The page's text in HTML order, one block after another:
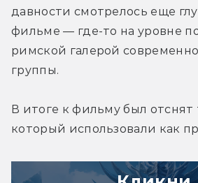
давности смотрелось еще
фильме — где-то на уровне
римской галерой
группы.
В итоге к фильму был отснят
который использовали как